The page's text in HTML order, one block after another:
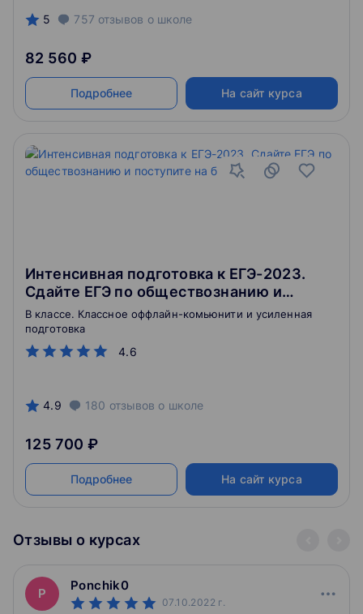
5 757 отзывов о школе
82 560 ₽
Подробнее На сайт курса
Интенсивная подготовка к ЕГЭ-2023.
Сдайте ЕГЭ по обществознанию и
поступите на бюджет
4.6
В классе. Классное оффлайн-комьюнити и усиленная
подготовка
4.9 180 отзывов о школе
125 700 ₽
Подробнее На сайт курса
Отзывы о курсах
P
Ponchik0
07.10.2022 г.